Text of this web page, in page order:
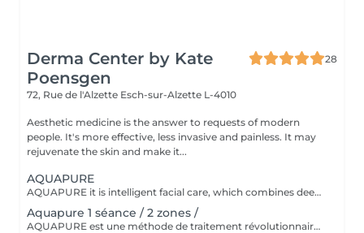
Derma Center by Kate
Poensgen
28
72, Rue de l'Alzette Esch-sur-Alzette L-4010
Aesthetic medicine is the answer to requests of modern
people. It's more effective, less invasive and painless. It may
rejuvenate the skin and make it...
AQUAPURE
AQUAPURE it is intelligent facial care, which combines deep pore cleansing, exfoliation with aquapeeling and high hydration and nutrition with direct infusion of serums. It is ideal for all skin types. The equipment is designed to treat skin with dyschromia, acne-prone skin and open pores, seborrheic complexion and clogged pores, as well as dehydrated and/or dry skin with a tendency to peeling, fine lines and wrinkles.
Aquapure 1 séance / 2 zones /
AQUAPURE est une méthode de traitement révolutionnaire qui nettoie notre peau des cellules mortes et des impuretés tout en lui fournissant simultanément des ingrédients actifs hautement efficaces. Les ingrédients actifs hydratent, nettoient et rajeunissent la peau. Le traitement se compose de différentes parties. Tout d'abord, la peau est nettoyée à l'aide de substances exfoliantes. Ensuite, des ingrédients actifs de haute qualité sont introduits dans la peau, qui contiennent des ingrédients antioxydants, anti-inflammatoires et hydratants. Ensuite, la peau est massée avec la tête de l'appareil, ce qui détend le patient. La peau est mieux irriguée, paraît plus fraîche et les rides sont lissées. Dans cette phase, on utilise l'électroporation, grâce à laquelle la peau est alimentée uniquement avec des principes actifs nourrissants et soigneusement sélectionnés. Ingrédients spéciaux algues Favorise la circulation sanguine, hydrate la peau et régule la fonction des glandes sébacées. Ils activent le renouvellement cellulaire et le métabolisme, renforcent la résistance, ont un effet anti-inflammatoire et drainent les tissus. propolis A un effet préventif. Il favorise la régénération de nouvelles cellules cutanées et régule la croissance de nouveaux tissus. Il a également des effets anti-inflammatoires. Centella asiatica Possède de fortes propriétés antibactériennes et cicatrisantes. acide hyaluronique L'acide hyaluronique améliore la capacité de la peau à retenir l'humidité, donnant à la peau plus de fermeté et d'élasticité. papaye La teneur élevée en vitamine C des papayes favorise la production de collagène, qui constitue la base d'une peau ferme. Les antioxydants bêta-carotène, vitamines A et E peuvent améliorer visiblement le teint et renforcer la peau en même temps. Avoine Favorise la santé du tissu conjonctif et assure une peau ferme. Le traitement peut être effectué sur tout type de peau. Aussi bien dans le cas de peaux délicates, fines, sensibles, contaminées ou grasses, que dans le cas de peaux acnéiques, de pigmentation superficielle, de photovieillissement, d'hyperkératose, d'inflammation du follicule pileux. Il fournit également une base pour des traitements avancés de médecine esthétique. Aquapure obtient des résultats exceptionnels dans le traitement de : structure cutanée irrégulière Manque d'élasticité et de fermeté Manque de luminosité/éclat de la peau hyperpigmentation / dommages causés par le soleil Peau grasse / impure / acné pores dilatés signes de vieillissement de la peau kératinisation (hyperkératose) cicatrices rougeur Peau fatiguée, pâle, terne et stressée